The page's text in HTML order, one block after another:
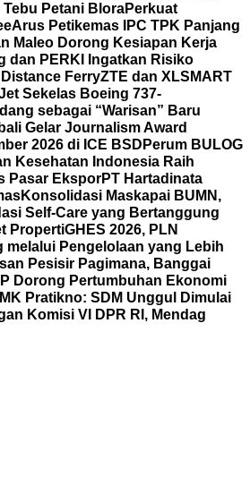
Petani BloraPerkuat
Arus Petikemas IPC TPK Panjang
Maleo Dorong Kesiapan Kerja
dan PERKI Ingatkan Risiko
FerryZTE dan XLSMART
Sekelas Boeing 737-
sebagai “Warisan” Baru
Gelar Journalism Award
2026 di ICE BSD Perum BULOG
Kesehatan Indonesia Raih
Pasar EksporPT Hartadinata
Konsolidasi Maskapai BUMN,
Self-Care yang Bertanggung
PropertiGHES 2026, PLN
melalui Pengelolaan yang Lebih
Pesisir Pagimana, Banggai
Dorong Pertumbuhan Ekonomi
Pratikno: SDM Unggul Dimulai
Komisi VI DPR RI, Mendag